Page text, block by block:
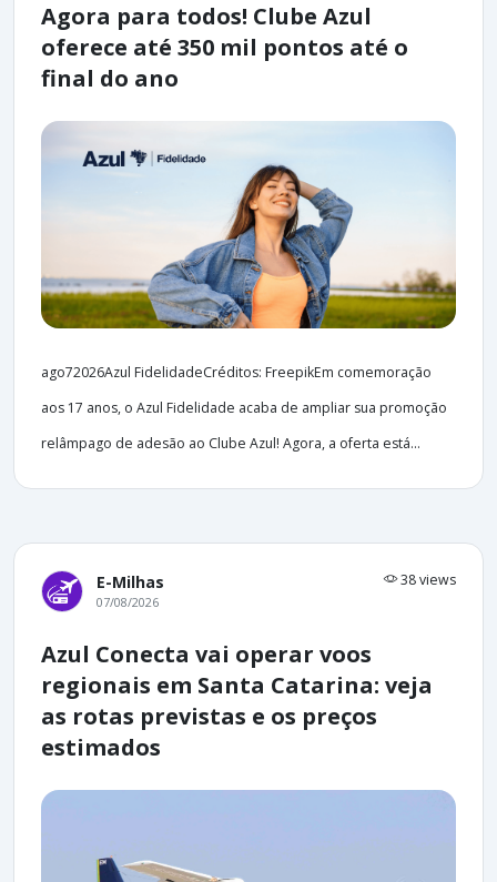
Agora para todos! Clube Azul
oferece até 350 mil pontos até o
final do ano
ago72026Azul FidelidadeCréditos: FreepikEm comemoração
aos 17 anos, o Azul Fidelidade acaba de ampliar sua promoção
relâmpago de adesão ao Clube Azul! Agora, a oferta está...
E-Milhas 38 views
07/08/2026
Azul Conecta vai operar voos
regionais em Santa Catarina: veja
as rotas previstas e os preços
estimados